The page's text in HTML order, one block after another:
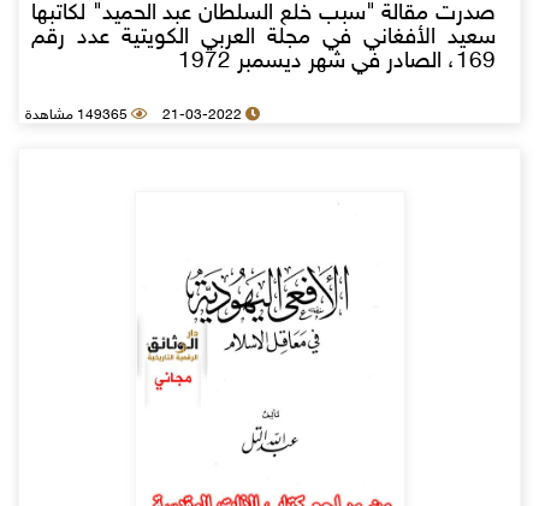
صدرت مقالة "سبب خلع السلطان عبد الحميد" لكاتبها
سعيد الأفغاني في مجلة العربي الكويتية عدد رقم
169، الصادر في شهر ديسمبر 1972
21-03-2022 149365 مشاهدة